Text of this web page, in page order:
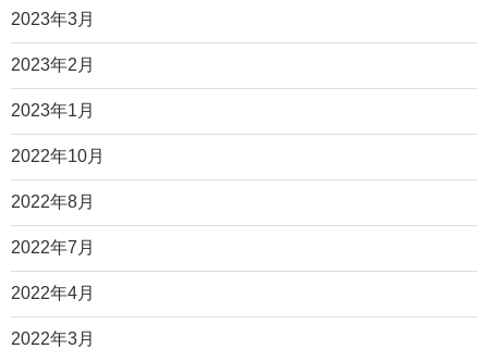
2023年3月
2023年2月
2023年1月
2022年10月
2022年8月
2022年7月
2022年4月
2022年3月